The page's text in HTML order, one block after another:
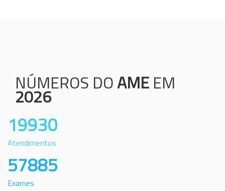
NÚMEROS DOAME EM
2026
19930
Atendimentos
57885
Exames